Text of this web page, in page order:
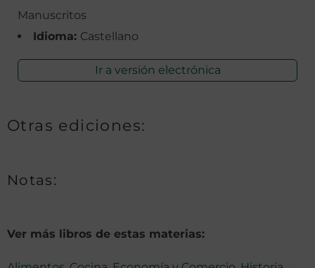
Manuscritos
Idioma: Castellano
Ir a versión electrónica
Otras ediciones:
Notas:
Ver más libros de estas materias: